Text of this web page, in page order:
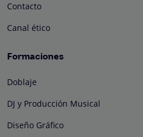
Contacto
Canal ético
Formaciones
Doblaje
DJ y Producción Musical
Diseño Gráfico